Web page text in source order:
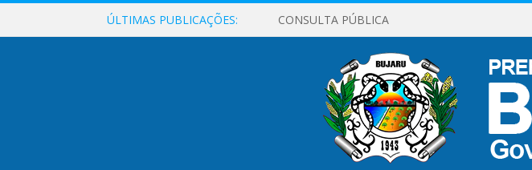
ÚLTIMAS PUBLICAÇÕES: CONSULTA PÚBLICA